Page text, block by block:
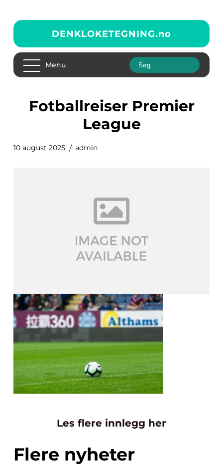
DENKLOKETEGNING.no
Menu
Fotballreiser Premier
League
10 august 2025 admin
Les flere innlegg her
Flere nyheter